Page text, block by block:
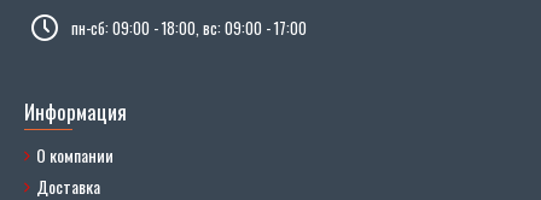
пн-сб: 09:00 - 18:00, вс: 09:00 - 17:00
Информация
О компании
Доставка